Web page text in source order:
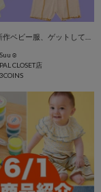
Suu☺︎
PAL CLOSET店
3COINS